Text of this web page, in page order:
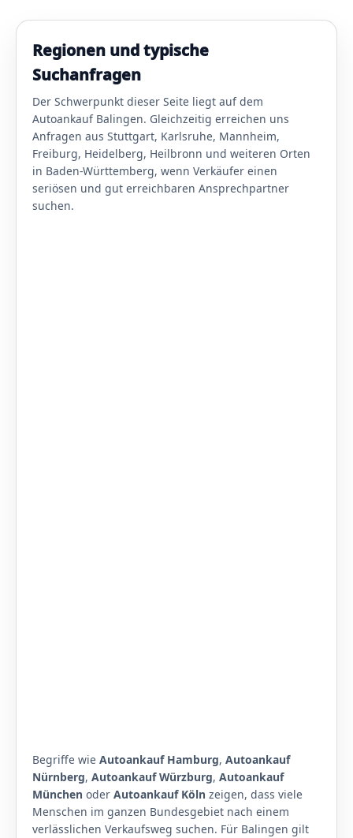
Regionen und typische
Suchanfragen
Der Schwerpunkt dieser Seite liegt auf dem
Autoankauf Balingen. Gleichzeitig erreichen uns
Anfragen aus Stuttgart, Karlsruhe, Mannheim,
Freiburg, Heidelberg, Heilbronn und weiteren Orten
in Baden-Württemberg, wenn Verkäufer einen
seriösen und gut erreichbaren Ansprechpartner
suchen.
Begriffe wie Autoankauf Hamburg, Autoankauf
Nürnberg, Autoankauf Würzburg, Autoankauf
München oder Autoankauf Köln zeigen, dass viele
Menschen im ganzen Bundesgebiet nach einem
verlässlichen Verkaufsweg suchen. Für Balingen gilt